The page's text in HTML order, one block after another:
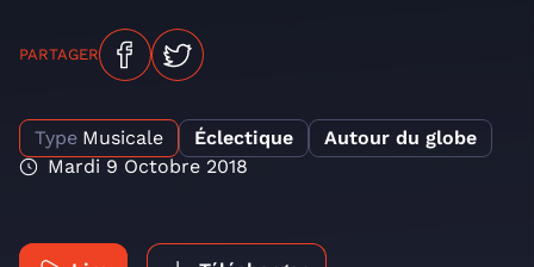
PARTAGER
Type Musicale Éclectique
Autour du globe
Mardi 9 Octobre 2018